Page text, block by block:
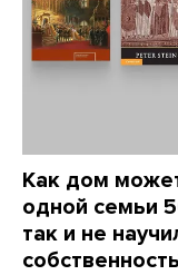
Как дом
одной семьи
так и не